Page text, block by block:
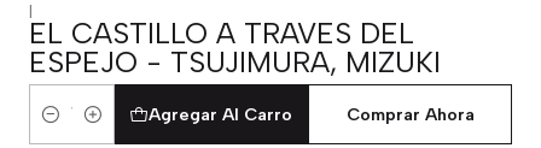
|
EL CASTILLO A TRAVES DEL
ESPEJO - TSUJIMURA, MIZUKI
Cantidad
Agregar Al Carro Comprar Ahora